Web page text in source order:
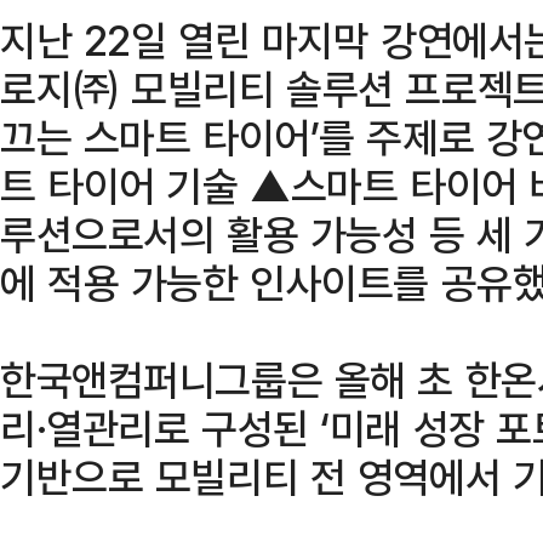
지난 22일 열린 마지막 강연에서
로지㈜ 모빌리티 솔루션 프로젝
끄는 스마트 타이어’를 주제로
트 타이어 기술 ▲스마트 타이어
루션으로서의 활용 가능성 등 세
에 적용 가능한 인사이트를 공유
한국앤컴퍼니그룹은 올해 초 한
리·열관리로 구성된 ‘미래 성장
기반으로 모빌리티 전 영역에서